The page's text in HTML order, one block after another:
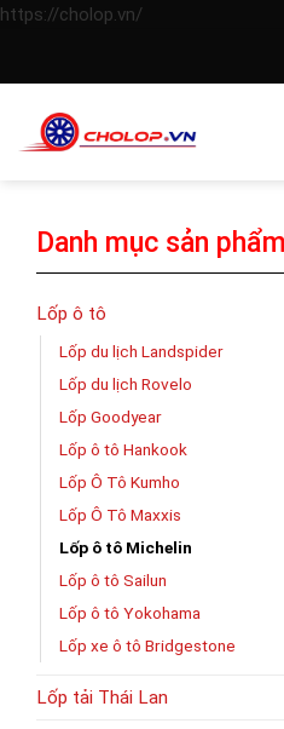
https://cholop.vn/Skip
Danh mục sản phẩm
Lốp ô tô
Lốp du lịch Landspider
Lốp du lịch Rovelo
Lốp Goodyear
Lốp ô tô Hankook
Lốp Ô Tô Kumho
Lốp Ô Tô Maxxis
Lốp ô tô Michelin
Lốp ô tô Sailun
Lốp ô tô Yokohama
Lốp xe ô tô Bridgestone
Lốp tải Thái Lan